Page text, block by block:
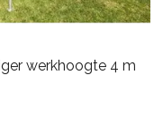
werkhoogte 4 m